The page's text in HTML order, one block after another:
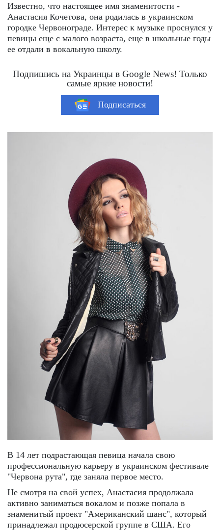
Известно, что настоящее имя знаменитости -
Анастасия Кочетова, она родилась в украинском
городке Червонограде. Интерес к музыке проснулся у
певицы еще с малого возраста, еще в школьные годы
ее отдали в вокальную школу.
Подпишись на Украинцы в Google News! Только
самые яркие новости!
Подписаться
В 14 лет подрастающая певица начала свою
профессиональную карьеру в украинском фестивале
"Червона рута", где заняла первое место.
Не смотря на свой успех, Анастасия продолжала
активно заниматься вокалом и позже попала в
знаменитый проект "Американский шанс", который
принадлежал продюсерской группе в США. Его